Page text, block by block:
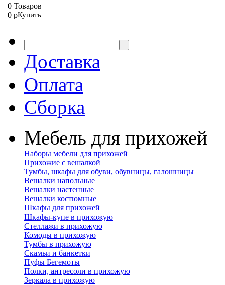
0 Товаров
0 pКупить
Доставка
Оплата
Сборка
Мебель для прихожей
Наборы мебели для прихожей
Прихожие с вешалкой
Тумбы, шкафы для обуви, обувницы, галошницы
Вешалки напольные
Вешалки настенные
Вешалки костюмные
Шкафы для прихожей
Шкафы-купе в прихожую
Стеллажи в прихожую
Комоды в прихожую
Тумбы в прихожую
Скамьи и банкетки
Пуфы Бегемоты
Полки, антресоли в прихожую
Зеркала в прихожую